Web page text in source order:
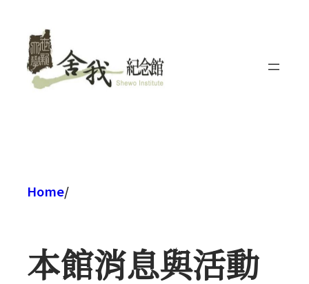
Home/
本館消息與活動